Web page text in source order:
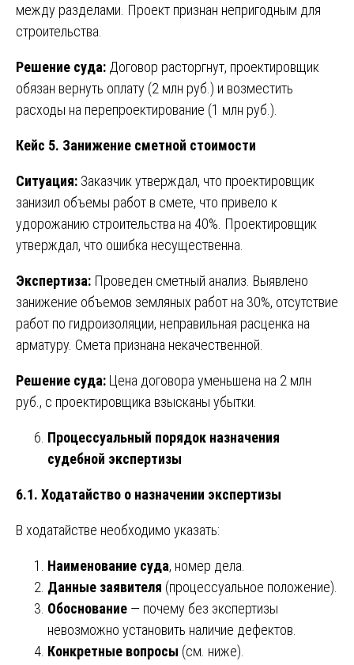
между разделами. Проект признан непригодным для
строительства.
Решение суда: Договор расторгнут, проектировщик
обязан вернуть оплату (2 млн руб.) и возместить
расходы на перепроектирование (1 млн руб.).
Кейс 5. Занижение сметной стоимости
Ситуация: Заказчик утверждал, что проектировщик
занизил объемы работ в смете, что привело к
удорожанию строительства на 40%. Проектировщик
утверждал, что ошибка несущественна.
Экспертиза: Проведен сметный анализ. Выявлено
занижение объемов земляных работ на 30%, отсутствие
работ по гидроизоляции, неправильная расценка на
арматуру. Смета признана некачественной.
Решение суда: Цена договора уменьшена на 2 млн
руб., с проектировщика взысканы убытки.
Процессуальный порядок назначения
судебной экспертизы
6.1. Ходатайство о назначении экспертизы
В ходатайстве необходимо указать:
Наименование суда, номер дела.
Данные заявителя (процессуальное положение).
Обоснование — почему без экспертизы
невозможно установить наличие дефектов.
Конкретные вопросы (см. ниже).